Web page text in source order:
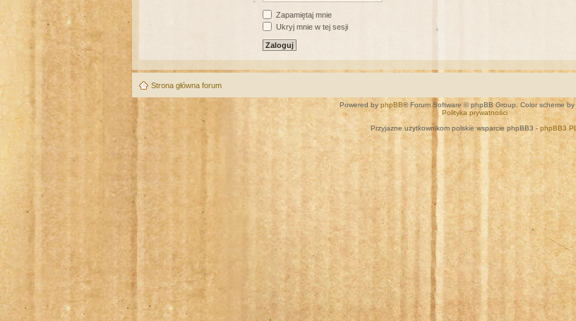
Zapamiętaj mnie
Ukryj mnie w tej sesji
Strona główna forum
Powered by phpBB® Forum Software © phpBB Group. Color scheme by
Polityka prywatności
Przyjazne użytkownikom polskie wsparcie phpBB3 - phpBB3.PL